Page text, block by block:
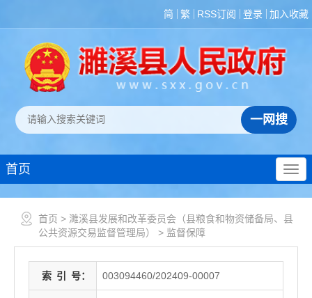
简 繁 RSS订阅 登录 加入收藏
首页
首页 > 濉溪县发展和改革委员会（县粮食和物资储备局、县
公共资源交易监督管理局）
> 监督保障
索 引 号： 003094460/202409-00007